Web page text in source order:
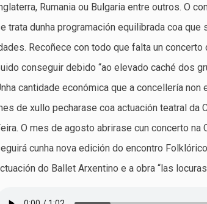
Rumania ou Bulgaria entre outros. O
trata dunha programación equilibrada coa
Recoñece con todo que falta un concerto
conseguir debido “ao elevado caché dos
cantidade económica que a concellería
de xullo pecharase coa actuación teatral da
O mes de agosto abrirase cun concerto na
cunha nova edición do encontro
do Ballet Arxentino e a obra “las